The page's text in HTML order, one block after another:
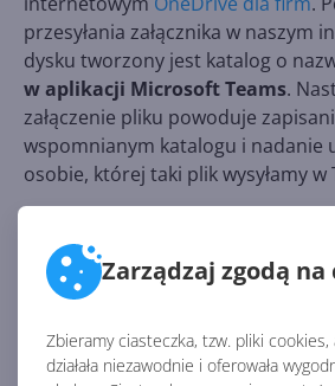
Zarządzaj zgodą na
Zbieramy ciasteczka, tzw. pliki
działała niezawodnie i oferowała
przesyłania załącznika w naszym
dysku tworzony jest katalog o
w aplikacji Microsoft Teams.
załączenie pliku powoduje
wspomnianym katalogu i nadanie
osobie, której taki plik wysyłamy w